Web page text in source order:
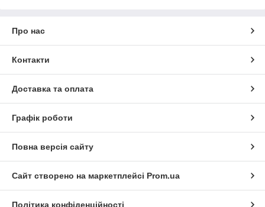
Про нас
Контакти
Доставка та оплата
Графік роботи
Повна версія сайту
Сайт створено на маркетплейсі Prom.ua
Політика конфіденційності